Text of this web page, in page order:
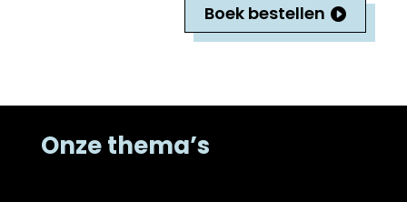
Boek bestellen
Onze thema’s